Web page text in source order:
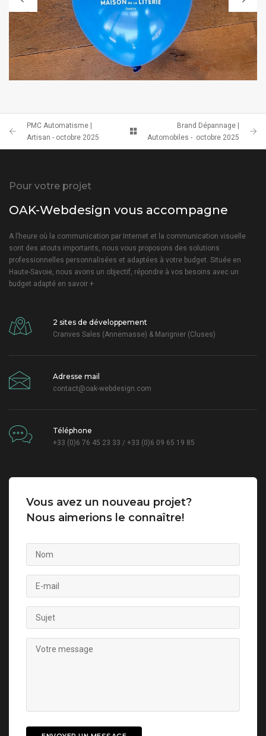
BALLON
PMC Automatisme |
Artisan - octobre 2025
Brand Dépannage |
Automobiles - octobre 2025
Pour votre projet
OAK-Webdesign vous accompagne
A l’heure où la communication par Internet et la communication visuelle
sont des atouts importants, nous vous proposons des solutions
professionnelles personnalisées et adaptées à votre budget. Située en
Haute-Savoie, nous avons un objectif, répondre à vos besoins avec un
budget adapté en savoir +
2 sites de développement
Cranves Sales (Annemasse) & Marignier (Cluses)
Adresse mail
contact@oak-webdesign.com
Téléphone
+33 (0)6 76 45 23 33 / +33 (0)6 09 65 19 85
Vous avez un nouveau projet?
Nous aimerions le connaître!